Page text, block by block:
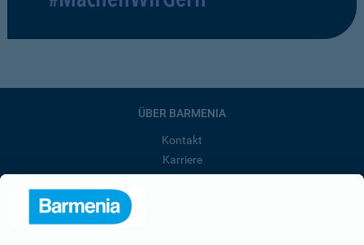
ÜBER BARMENIA
Kontakt
Karriere
Presse